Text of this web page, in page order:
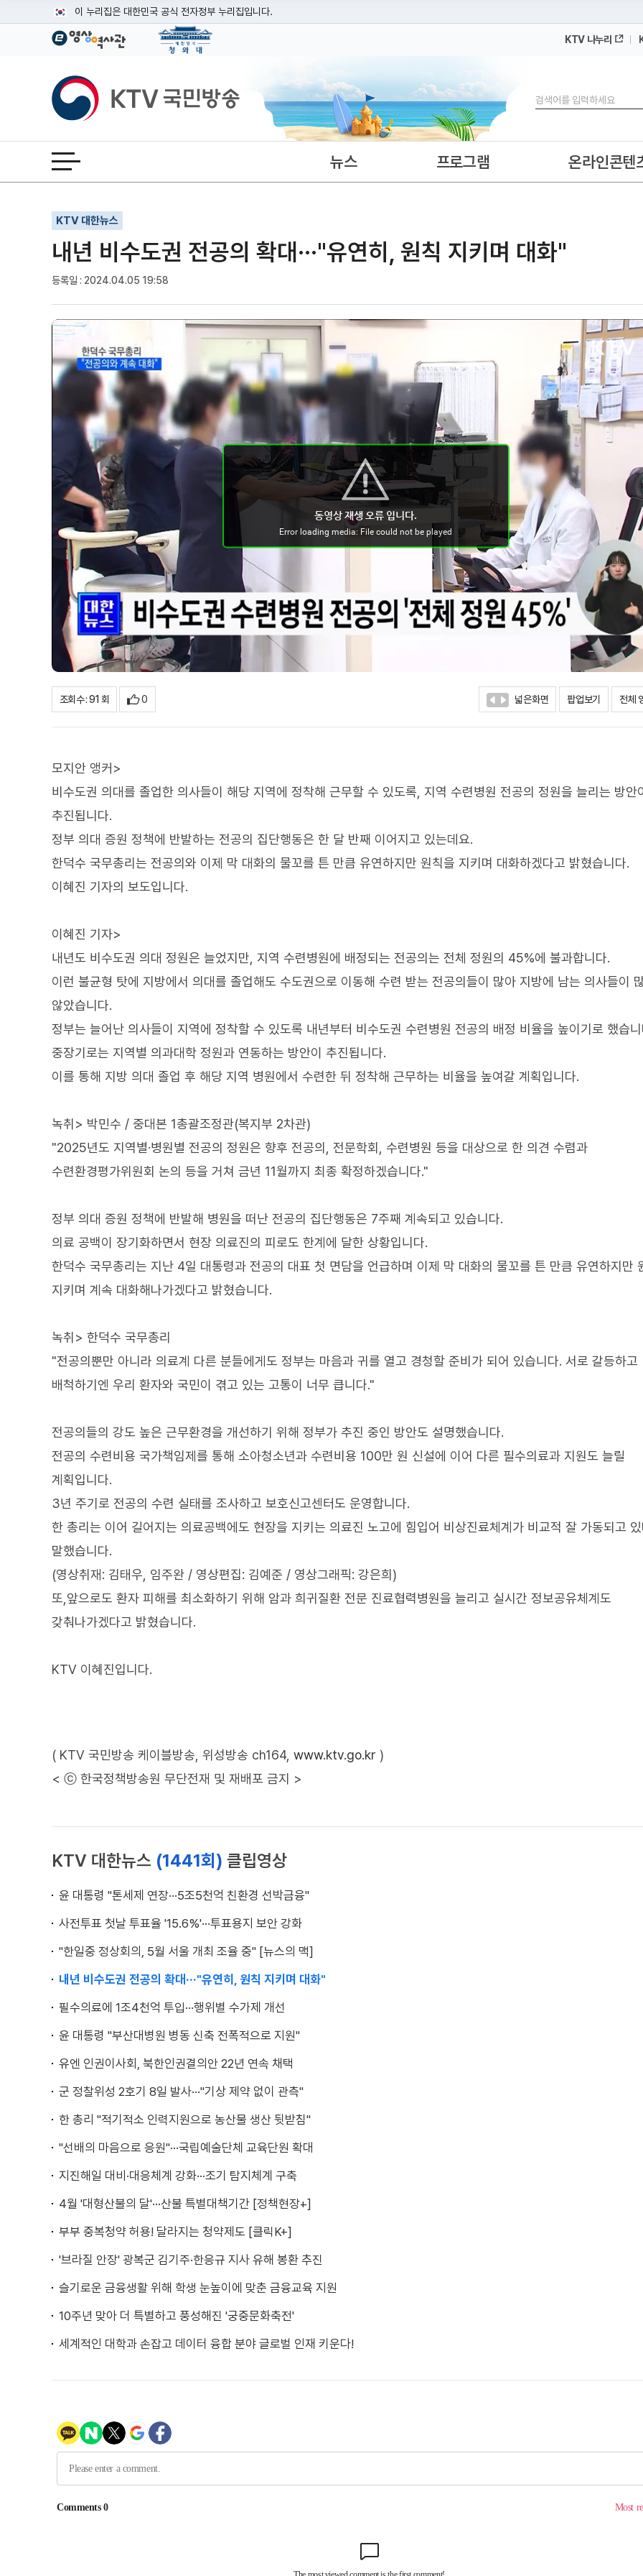
이 누리집은 대한민국 공식 전자정부 누리집입니다.
공식 누리집 주소 확인하기
이밖에 or.kr 또는 .kr등 다른 도메인 주소를 사용하고 있다면 아래 URL에서 도메인 주소를 확인해 보세요
운영중인 공식 누리집보기
KTV 나누리
KTV국민방송
검색
전체메뉴 열기 뉴스 프로그램 온라인콘텐
KTV 대한뉴스
내년 비수도권 전공의 확대···"유연히, 원칙 지키며 대화"
등록일 : 2024.04.05 19:58
기사인쇄
글자확대
글자축소
조회수 : 91 회 0 넓은화면 팝업보기 전체
모지안 앵커>
비수도권 의대를 졸업한 의사들이 해당 지역에 정착해 근무할 수 있도록, 지역 수련병원 전공의 정원을 늘리는 방안
추진됩니다.
정부 의대 증원 정책에 반발하는 전공의 집단행동은 한 달 반째 이어지고 있는데요.
한덕수 국무총리는 전공의와 이제 막 대화의 물꼬를 튼 만큼 유연하지만 원칙을 지키며 대화하겠다고 밝혔습니다.
이혜진 기자의 보도입니다.
이혜진 기자>
내년도 비수도권 의대 정원은 늘었지만, 지역 수련병원에 배정되는 전공의는 전체 정원의 45%에 불과합니다.
이런 불균형 탓에 지방에서 의대를 졸업해도 수도권으로 이동해 수련 받는 전공의들이 많아 지방에 남는 의사들이
않았습니다.
정부는 늘어난 의사들이 지역에 정착할 수 있도록 내년부터 비수도권 수련병원 전공의 배정 비율을 높이기로 했습
중장기로는 지역별 의과대학 정원과 연동하는 방안이 추진됩니다.
이를 통해 지방 의대 졸업 후 해당 지역 병원에서 수련한 뒤 정착해 근무하는 비율을 높여갈 계획입니다.
녹취> 박민수 / 중대본 1총괄조정관(복지부 2차관)
"2025년도 지역별·병원별 전공의 정원은 향후 전공의, 전문학회, 수련병원 등을 대상으로 한 의견 수렴과
수련환경평가위원회 논의 등을 거쳐 금년 11월까지 최종 확정하겠습니다."
정부 의대 증원 정책에 반발해 병원을 떠난 전공의 집단행동은 7주째 계속되고 있습니다.
의료 공백이 장기화하면서 현장 의료진의 피로도 한계에 달한 상황입니다.
한덕수 국무총리는 지난 4일 대통령과 전공의 대표 첫 면담을 언급하며 이제 막 대화의 물꼬를 튼 만큼 유연하지만
지키며 계속 대화해나가겠다고 밝혔습니다.
녹취> 한덕수 국무총리
"전공의뿐만 아니라 의료계 다른 분들에게도 정부는 마음과 귀를 열고 경청할 준비가 되어 있습니다. 서로 갈등하고
배척하기엔 우리 환자와 국민이 겪고 있는 고통이 너무 큽니다."
전공의들의 강도 높은 근무환경을 개선하기 위해 정부가 추진 중인 방안도 설명했습니다.
전공의 수련비용 국가책임제를 통해 소아청소년과 수련비용 100만 원 신설에 이어 다른 필수의료과 지원도 늘릴
계획입니다.
3년 주기로 전공의 수련 실태를 조사하고 보호신고센터도 운영합니다.
한 총리는 이어 길어지는 의료공백에도 현장을 지키는 의료진 노고에 힘입어 비상진료체계가 비교적 잘 가동되고
말했습니다.
(영상취재: 김태우, 임주완 / 영상편집: 김예준 / 영상그래픽: 강은희)
또,앞으로도 환자 피해를 최소화하기 위해 암과 희귀질환 전문 진료협력병원을 늘리고 실시간 정보공유체계도
갖춰나가겠다고 밝혔습니다.
KTV 이혜진입니다.
( KTV 국민방송 케이블방송, 위성방송 ch164, www.ktv.go.kr )
< ⓒ 한국정책방송원 무단전재 및 재배포 금지 >
KTV 대한뉴스 (1441회) 클립영상
윤 대통령 "톤세제 연장···5조5천억 친환경 선박금융"
사전투표 첫날 투표율 '15.6%'···투표용지 보안 강화
"한일중 정상회의, 5월 서울 개최 조율 중" [뉴스의 맥]
내년 비수도권 전공의 확대···"유연히, 원칙 지키며 대화"
필수의료에 1조4천억 투입···행위별 수가제 개선
윤 대통령 "부산대병원 병동 신축 전폭적으로 지원"
유엔 인권이사회, 북한인권결의안 22년 연속 채택
군 정찰위성 2호기 8일 발사···"기상 제약 없이 관측"
한 총리 "적기적소 인력지원으로 농산물 생산 뒷받침"
"선배의 마음으로 응원"···국립예술단체 교육단원 확대
지진해일 대비·대응체계 강화···조기 탐지체계 구축
4월 '대형산불의 달'···산불 특별대책기간 [정책현장+]
부부 중복청약 허용! 달라지는 청약제도 [클릭K+]
'브라질 안장' 광복군 김기주·한응규 지사 유해 봉환 추진
슬기로운 금융생활 위해 학생 눈높이에 맞춘 금융교육 지원
10주년 맞아 더 특별하고 풍성해진 '궁중문화축전'
세계적인 대학과 손잡고 데이터 융합 분야 글로벌 인재 키운다!